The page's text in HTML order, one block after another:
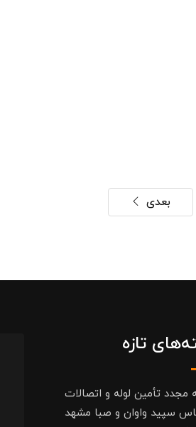
بعدی
تازه
مجدد تأمین لوله و اتصالات
سپید واوان و صبا مشهد